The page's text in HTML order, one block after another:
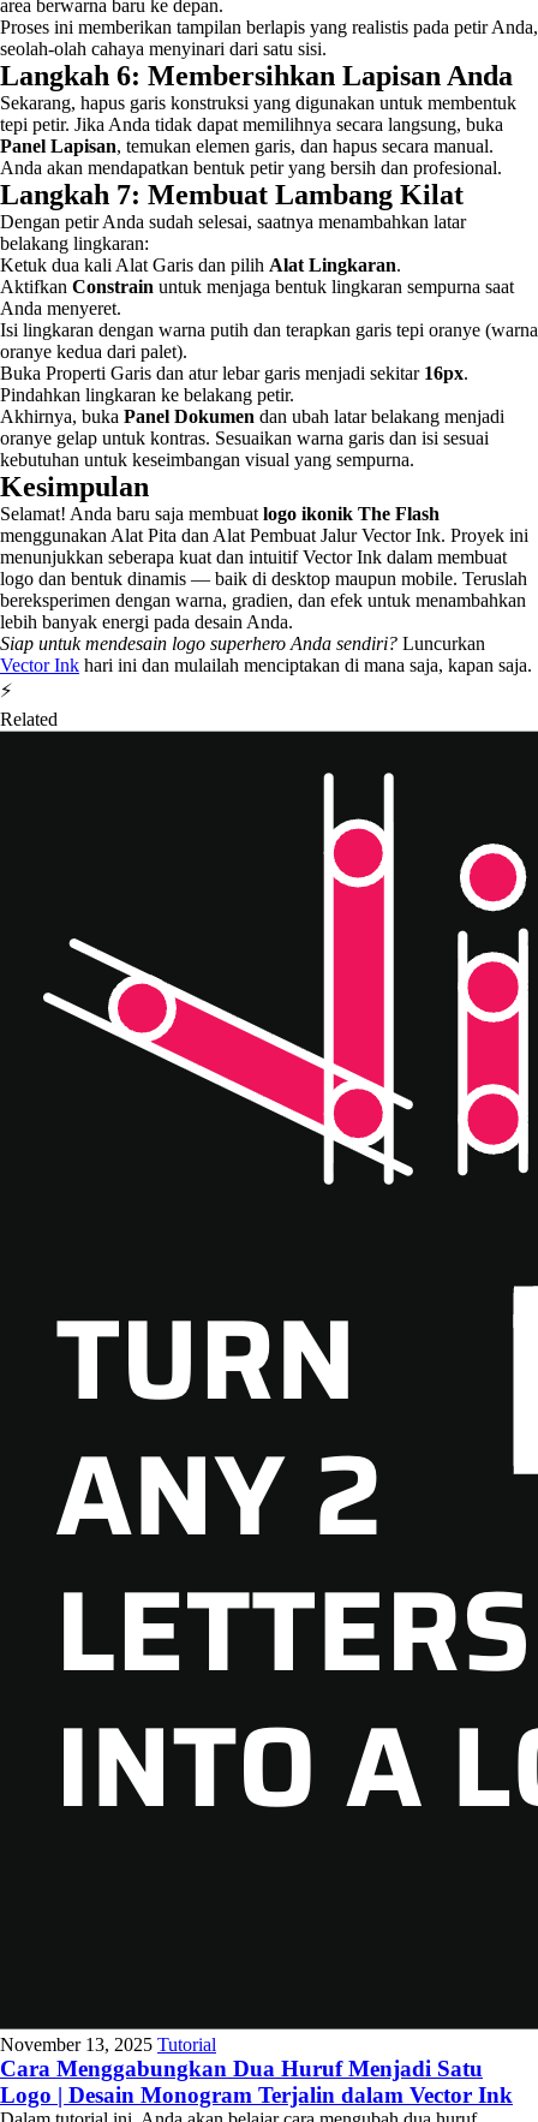
area berwarna baru ke depan.
Proses ini memberikan tampilan berlapis yang realistis pada petir Anda,
seolah-olah cahaya menyinari dari satu sisi.
Langkah 6: Membersihkan Lapisan Anda
Sekarang, hapus garis konstruksi yang digunakan untuk membentuk
tepi petir. Jika Anda tidak dapat memilihnya secara langsung, buka
Panel Lapisan, temukan elemen garis, dan hapus secara manual.
Anda akan mendapatkan bentuk petir yang bersih dan profesional.
Langkah 7: Membuat Lambang Kilat
Dengan petir Anda sudah selesai, saatnya menambahkan latar
belakang lingkaran:
Ketuk dua kali Alat Garis dan pilih Alat Lingkaran.
Aktifkan Constrain untuk menjaga bentuk lingkaran sempurna saat
Anda menyeret.
Isi lingkaran dengan warna putih dan terapkan garis tepi oranye (warna
oranye kedua dari palet).
Buka Properti Garis dan atur lebar garis menjadi sekitar 16px.
Pindahkan lingkaran ke belakang petir.
Akhirnya, buka Panel Dokumen dan ubah latar belakang menjadi
oranye gelap untuk kontras. Sesuaikan warna garis dan isi sesuai
kebutuhan untuk keseimbangan visual yang sempurna.
Kesimpulan
Selamat! Anda baru saja membuat logo ikonik The Flash
menggunakan Alat Pita dan Alat Pembuat Jalur Vector Ink. Proyek ini
menunjukkan seberapa kuat dan intuitif Vector Ink dalam membuat
logo dan bentuk dinamis — baik di desktop maupun mobile. Teruslah
bereksperimen dengan warna, gradien, dan efek untuk menambahkan
lebih banyak energi pada desain Anda.
Siap untuk mendesain logo superhero Anda sendiri? Luncurkan
Vector Ink hari ini dan mulailah menciptakan di mana saja, kapan saja.
⚡
Related
November 13, 2025 Tutorial
Cara Menggabungkan Dua Huruf Menjadi Satu
Logo | Desain Monogram Terjalin dalam Vector Ink